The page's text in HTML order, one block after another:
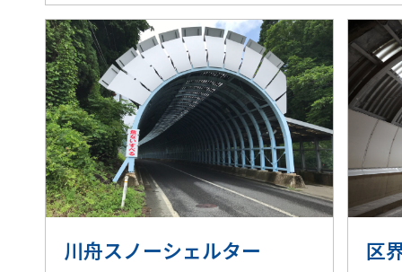
川舟スノーシェルター 区